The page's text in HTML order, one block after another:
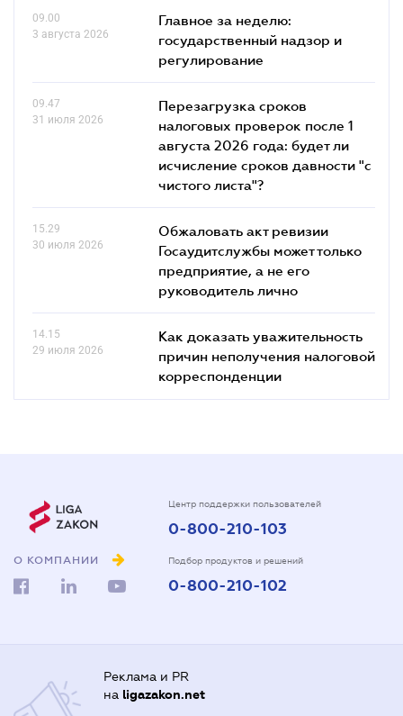
09.00
3 августа 2026
Главное за неделю:
государственный надзор и
регулирование
09.47
31 июля 2026
Перезагрузка сроков
налоговых проверок после 1
августа 2026 года: будет ли
исчисление сроков давности "с
чистого листа"?
15.29
30 июля 2026
Обжаловать акт ревизии
Госаудитслужбы может только
предприятие, а не его
руководитель лично
14.15
29 июля 2026
Как доказать уважительность
причин неполучения налоговой
корреспонденции
О КОМПАНИИ
Центр поддержки пользователей
0-800-210-103
Подбор продуктов и решений
0-800-210-102
Реклама и PR
на ligazakon.net